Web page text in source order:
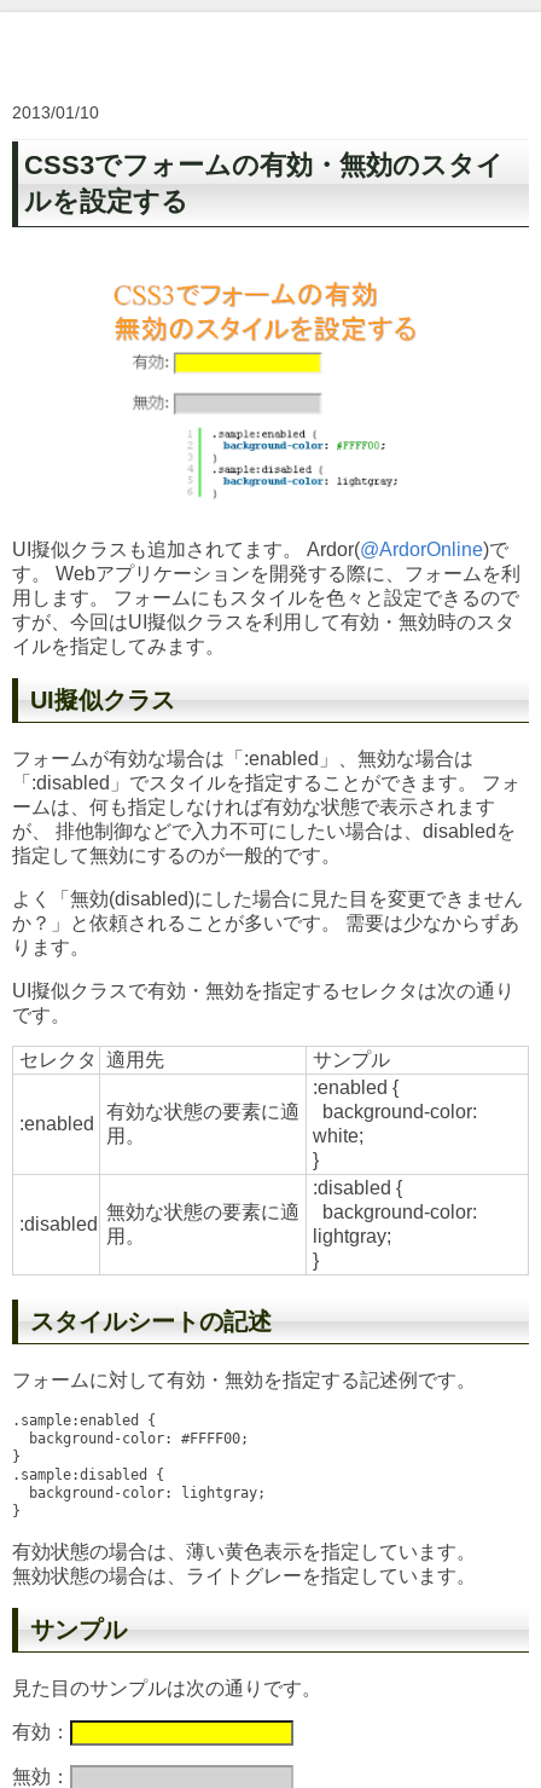
2013/01/10
CSS3でフォームの有効・無効のスタイ
ルを設定する
UI擬似クラスも追加されてます。 Ardor(@ArdorOnline)で
す。 Webアプリケーションを開発する際に、フォームを利
用します。 フォームにもスタイルを色々と設定できるので
すが、今回はUI擬似クラスを利用して有効・無効時のスタ
イルを指定してみます。
UI擬似クラス
フォームが有効な場合は「:enabled」、無効な場合は
「:disabled」でスタイルを指定することができます。 フォ
ームは、何も指定しなければ有効な状態で表示されます
が、 排他制御などで入力不可にしたい場合は、disabledを
指定して無効にするのが一般的です。
よく「無効(disabled)にした場合に見た目を変更できません
か？」と依頼されることが多いです。 需要は少なからずあ
ります。
UI擬似クラスで有効・無効を指定するセレクタは次の通り
です。
セレクタ 適用先 サンプル
:enabled
有効な状態の要素に適
用。
:enabled {
background-color:
white;
}
:disabled
無効な状態の要素に適
用。
:disabled {
background-color:
lightgray;
}
スタイルシートの記述
フォームに対して有効・無効を指定する記述例です。
.sample:enabled {
  background-color: #FFFF00;
}
.sample:disabled {
  background-color: lightgray;
有効状態の場合は、薄い黄色表示を指定しています。
無効状態の場合は、ライトグレーを指定しています。
サンプル
見た目のサンプルは次の通りです。
有効：
無効：